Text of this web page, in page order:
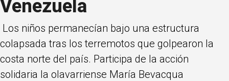
Venezuela
Los niños permanecían bajo una estructura
colapsada tras los terremotos que golpearon la
costa norte del país. Participa de la acción
solidaria la olavarriense María Bevacqua